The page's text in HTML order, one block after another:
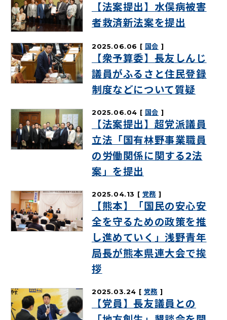
【法案提出】水俣病被害
者救済新法案を提出
2025.06.06 国会
【衆予算委】長友しんじ
議員がふるさと住民登録
制度などについて質疑
2025.06.04 国会
【法案提出】超党派議員
立法「国有林野事業職員
の労働関係に関する2法
案」を提出
2025.04.13 党務
【熊本】「国民の安心安
全を守るための政策を推
し進めていく」浅野青年
局長が熊本県連大会で挨
拶
2025.03.24 党務
【党員】長友議員との